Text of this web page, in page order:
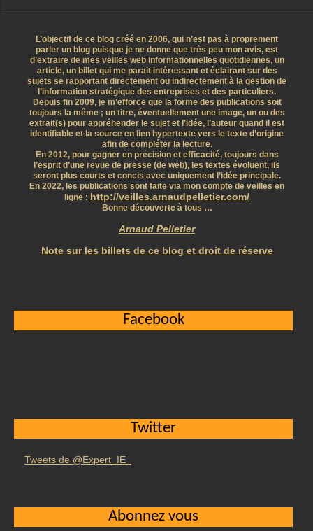
L’objectif de ce blog créé en 2006, qui n’est pas à proprement
parler un blog puisque je ne donne que très peu mon avis, est
d’extraire de mes veilles web informationnelles quotidiennes, un
article, un billet qui me parait intéressant et éclairant sur des
sujets se rapportant directement ou indirectement à la gestion de
l’information stratégique des entreprises et des particuliers.
Depuis fin 2009, je m’efforce que la forme des publications soit
toujours la même ; un titre, éventuellement une image, un ou des
extrait(s) pour appréhender le sujet et l’idée, l’auteur quand il est
identifiable et la source en lien hypertexte vers le texte d’origine
afin de compléter la lecture.
En 2012, pour gagner en précision et efficacité, toujours dans
l’esprit d’une revue de presse (de web), les textes évoluent, ils
seront plus courts et concis avec uniquement l’idée principale.
En 2022, les publications sont faite via mon compte de veilles en
ligne : http://veilles.arnaudpelletier.com/
Bonne découverte à tous …
Arnaud Pelletier
Note sur les billets de ce blog et droit de réserve
Facebook
Twitter
Tweets de @Expert_IE_
Abonnez vous